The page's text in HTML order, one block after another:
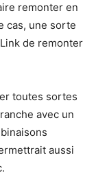
remonter en
cas, une sorte
de remonter
toutes sortes
avec un
aussi